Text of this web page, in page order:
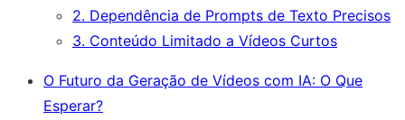
2. Dependência de Prompts de Texto Precisos
3. Conteúdo Limitado a Vídeos Curtos
O Futuro da Geração de Vídeos com IA: O Que
Esperar?